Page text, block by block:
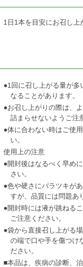
1日1本を目安にお召し上
●1回に召し上がる量が多
なることがあります。
●お召し上がりの際は、
詰まらせないようご注
●体に合わない時はご使
い。
使用上の注意
●開封後はなるべく早め
さい。
●色や硬さにバラツキが
すが、品質には問題あ
●開封時には液が跳ねる
ご注意ください。
●袋から直接召し上がる
の端で口や手を傷つけ
ださい。
■本品は、疾病の診断、